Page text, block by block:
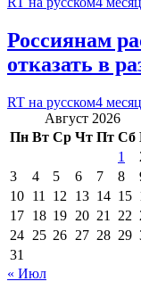
Россиянам
отказать в
RT на русском4
Август 2026
Пн Вт Ср Чт Пт Сб
1
3
4 5 6 7 8
10 11 12 13 14 15
17 18 19 20 21 22
24 25 26 27 28 29
31
« Июл